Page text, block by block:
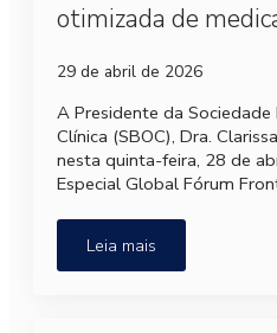
otimizada de
29 de abril de 2026
A Presidente da
Clínica (SBOC), Dra.
nesta quinta-feira, 28 de
Especial Global Fórum
Leia mais